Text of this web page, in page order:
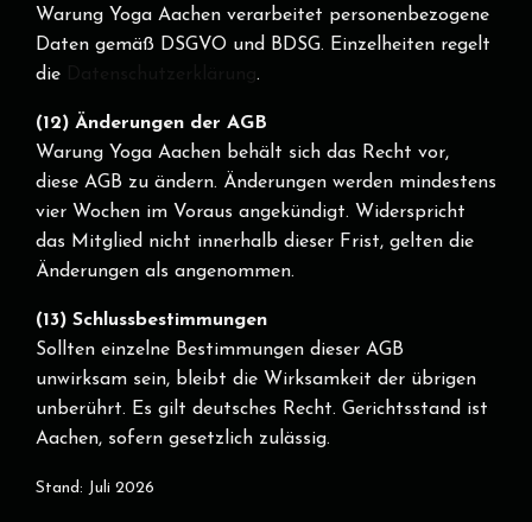
Warung Yoga Aachen verarbeitet personenbezogene
Daten gemäß DSGVO und BDSG. Einzelheiten regelt
die
.
(12) Änderungen der AGB
Warung Yoga Aachen behält sich das Recht vor,
diese AGB zu ändern. Änderungen werden mindestens
vier Wochen im Voraus angekündigt. Widerspricht
das Mitglied nicht innerhalb dieser Frist, gelten die
Änderungen als angenommen.
(13) Schlussbestimmungen
Sollten einzelne Bestimmungen dieser AGB
unwirksam sein, bleibt die Wirksamkeit der übrigen
unberührt. Es gilt deutsches Recht. Gerichtsstand ist
Aachen, sofern gesetzlich zulässig.
Stand: Juli 2026